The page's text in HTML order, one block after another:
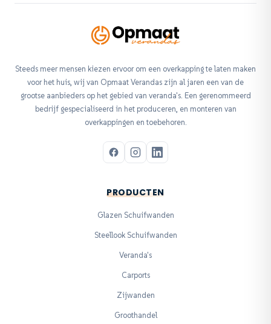
Steeds meer mensen kiezen ervoor om een overkapping te laten maken
voor het huis, wij van Opmaat Verandas zijn al jaren een van de
grootse aanbieders op het gebied van veranda's. Een gerenommeerd
bedrijf gespecialiseerd in het produceren, en monteren van
overkappingen en toebehoren.
PRODUCTEN
Glazen Schuifwanden
Steellook Schuifwanden
Veranda's
Carports
Zijwanden
Groothandel